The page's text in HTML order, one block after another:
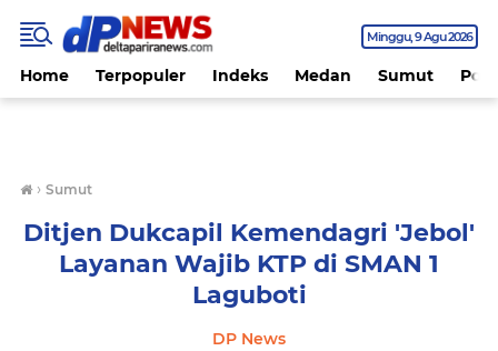
Minggu 9 Agu 2026
Home Terpopuler Indeks Medan Sumut
› Sumut
Ditjen Dukcapil Kemendagri 'Jebol'
Layanan Wajib KTP di SMAN 1
Laguboti
DP News